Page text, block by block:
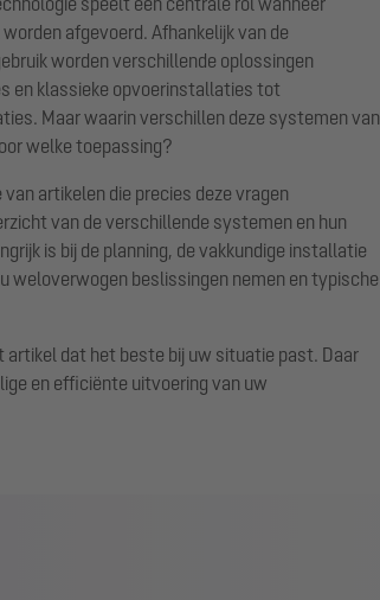
afgevoerd. Afhankelijk van de
worden verschillende oplossingen
en klassieke opvoerinstallaties tot
Maar waarin verschillen deze systemen van
welke toepassing?
artikelen die precies deze vragen
van de verschillende systemen en hun
is bij de planning, de vakkundige installatie
weloverwogen beslissingen nemen en typische
artikel dat het beste bij uw situatie past. Daar
en efficiënte uitvoering van uw